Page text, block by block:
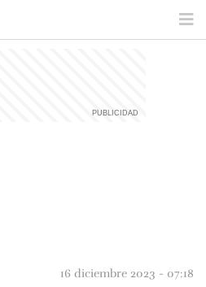
16 diciembre 2023 - 07:18